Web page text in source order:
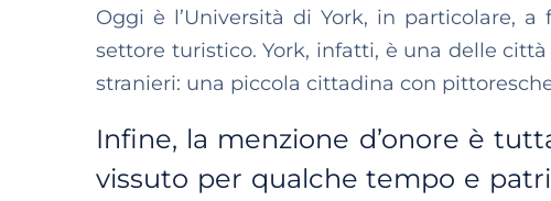
Oggi è l’Università di York, in particolare,
settore turistico. York, infatti, è una delle
stranieri: una piccola cittadina con
Infine, la menzione d’onore è
vissuto per qualche tempo e